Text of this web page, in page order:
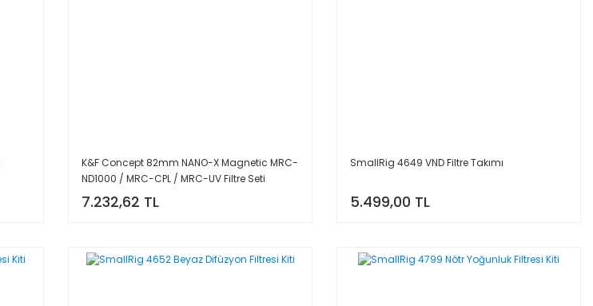
K&F Concept 82mm NANO-X Magnetic MRC-
ND1000 / MRC-CPL / MRC-UV Filtre Seti
7.232,62 TL
SmallRig 4649 VND Filtre Takımı
5.499,00 TL